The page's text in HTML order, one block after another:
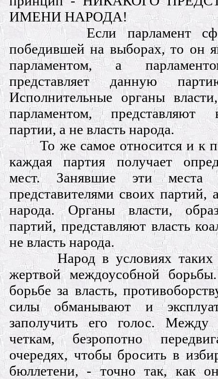
ИМЕНИ НАРОДА!
Если парламент
победившей на выборах, то он
парламентом, а
представляет данную
Исполнительные органы
парламентом, представляют
партии, а не власть народа.
То же самое относится и к
каждая партия получает
мест. Занявшие эти места
представителями своих партий,
народа. Органы власти,
партий, представляют власть
не власть народа.
Народ в условиях
жертвой междоусобной
борьбе за власть,
силы обманывают и
заполучить его голос.
четкам, безропотно
очередях, чтобы бросить в
бюллетени, - точно так, как